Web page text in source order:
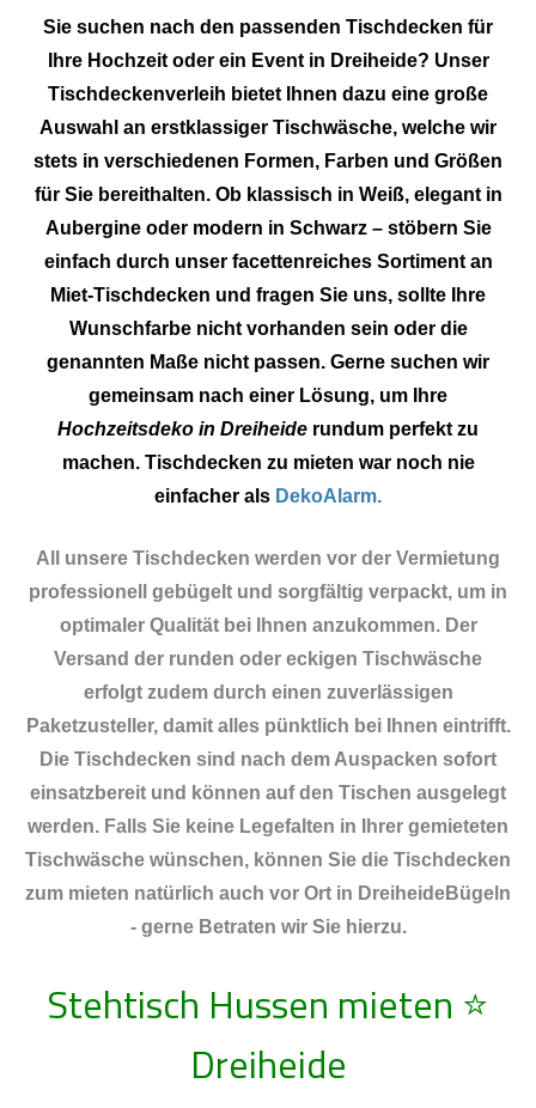
Sie suchen nach den passenden Tischdecken für
Ihre Hochzeit oder ein Event in Dreiheide? Unser
Tischdeckenverleih bietet Ihnen dazu eine große
Auswahl an erstklassiger Tischwäsche, welche wir
stets in verschiedenen Formen, Farben und Größen
für Sie bereithalten. Ob klassisch in Weiß, elegant in
Aubergine oder modern in Schwarz – stöbern Sie
einfach durch unser facettenreiches Sortiment an
Miet-Tischdecken und fragen Sie uns, sollte Ihre
Wunschfarbe nicht vorhanden sein oder die
genannten Maße nicht passen. Gerne suchen wir
gemeinsam nach einer Lösung, um Ihre
Hochzeitsdeko in Dreiheide rundum perfekt zu
machen. Tischdecken zu mieten war noch nie
einfacher als DekoAlarm.
All unsere Tischdecken werden vor der Vermietung
professionell gebügelt und sorgfältig verpackt, um in
optimaler Qualität bei Ihnen anzukommen. Der
Versand der runden oder eckigen Tischwäsche
erfolgt zudem durch einen zuverlässigen
Paketzusteller, damit alles pünktlich bei Ihnen eintrifft.
Die Tischdecken sind nach dem Auspacken sofort
einsatzbereit und können auf den Tischen ausgelegt
werden. Falls Sie keine Legefalten in Ihrer gemieteten
Tischwäsche wünschen, können Sie die Tischdecken
zum mieten natürlich auch vor Ort in DreiheideBügeln
- gerne Betraten wir Sie hierzu.
Stehtisch Hussen mieten ⭐
Dreiheide